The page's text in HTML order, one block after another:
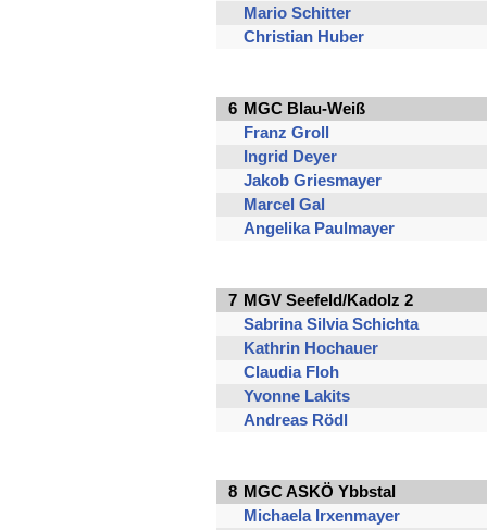
Mario Schitter
Christian Huber
6 MGC Blau-Weiß
Franz Groll
Ingrid Deyer
Jakob Griesmayer
Marcel Gal
Angelika Paulmayer
7 MGV Seefeld/Kadolz 2
Sabrina Silvia Schichta
Kathrin Hochauer
Claudia Floh
Yvonne Lakits
Andreas Rödl
8 MGC ASKÖ Ybbstal
Michaela Irxenmayer